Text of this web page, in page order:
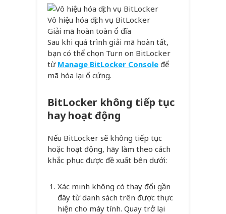
Vô hiệu hóa dịch vụ BitLocker
Giải mã hoàn toàn ổ đĩa
Sau khi quá trình giải mã hoàn tất,
bạn có thể chọn Turn on BitLocker
từ Manage BitLocker Console để
mã hóa lại ổ cứng.
BitLocker không tiếp tục
hay hoạt động
Nếu BitLocker sẽ không tiếp tục
hoặc hoạt động, hãy làm theo cách
khắc phục được đề xuất bên dưới:
Xác minh không có thay đổi gần
đây từ danh sách trên được thực
hiện cho máy tính. Quay trở lại